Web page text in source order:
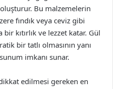
Bu malzemelerin
fındık veya ceviz gibi
kıtırlık ve lezzet katar. Gül
bir tatlı olmasının yanı
imkanı sunar.
dikkat edilmesi gereken en